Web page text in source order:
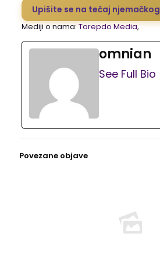
Upišite se na tečaj njemačkog
Mediji o nama:Torepdo Media,
omnian
See Full Bio
Povezane objave